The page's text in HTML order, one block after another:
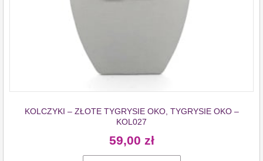
KOLCZYKI – ZŁOTE TYGRYSIE OKO, TYGRYSIE OKO –
KOL027
59,00 zł